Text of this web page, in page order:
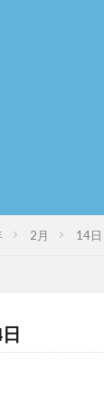
2月 14日